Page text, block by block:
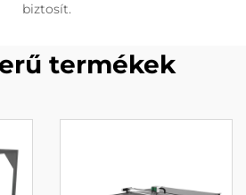
biztosít.
termékek